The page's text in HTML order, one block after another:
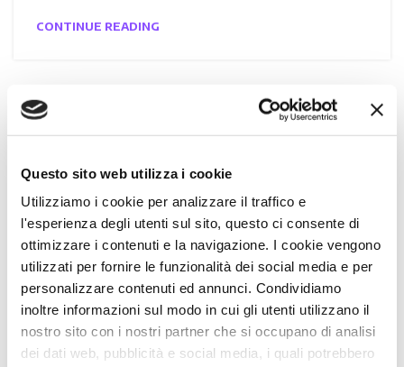
Questo sito web utilizza i cookie
Utilizziamo i cookie per analizzare il traffico e
l'esperienza degli utenti sul sito, questo ci consente di
ottimizzare i contenuti e la navigazione. I cookie vengono
utilizzati per fornire le funzionalità dei social media e per
personalizzare contenuti ed annunci. Condividiamo
inoltre informazioni sul modo in cui gli utenti utilizzano il
nostro sito con i nostri partner che si occupano di analisi
dei dati web, pubblicità e social media, i quali potrebbero
CONTINUE READING